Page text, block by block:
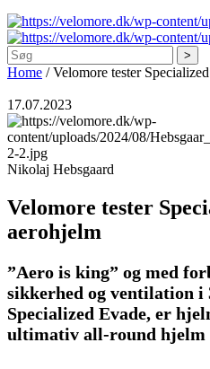
Søg
Home /Velomore tester
17.07.2023
Nikolaj Hebsgaard
Velomore tester
aerohjelm
”Aero is king” og med
sikkerhed og ventilation i
Specialized Evade, er
ultimativ all-round hjelm